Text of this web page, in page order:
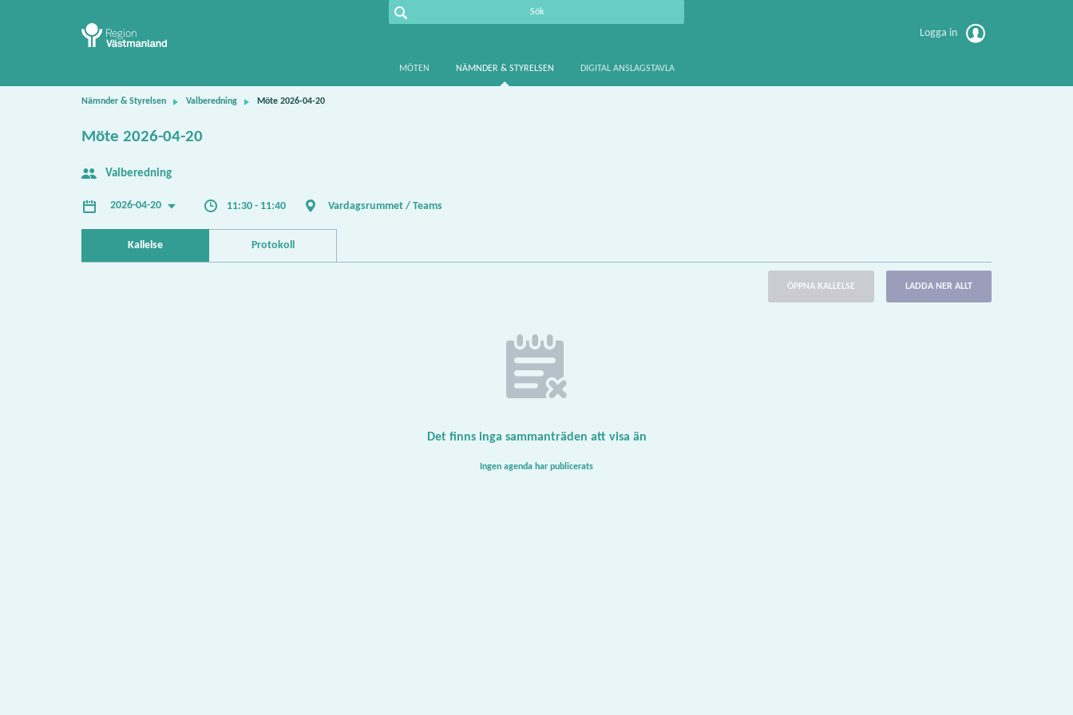
Logga in
MÖTEN NÄMNDER & STYRELSEN DIGITAL ANSLAGSTAVLA
Nämnder & Styrelsen Valberedning Möte 2026-04-20
Möte 2026-04-20
Valberedning
2026-04-20 11:30 - 11:40 Vardagsrummet / Teams
Kallelse Protokoll
ÖPPNA KALLELSE LADDA NER ALLT
Det finns inga sammanträden att visa än
Ingen agenda har publicerats